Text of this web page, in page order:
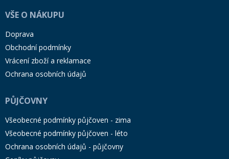
VŠE O NÁKUPU
Doprava
Obchodní podmínky
Vrácení zboží a reklamace
Ochrana osobních údajů
PŮJČOVNY
Všeobecné podmínky půjčoven - zima
Všeobecné podmínky půjčoven - léto
Ochrana osobních údajů - půjčovny